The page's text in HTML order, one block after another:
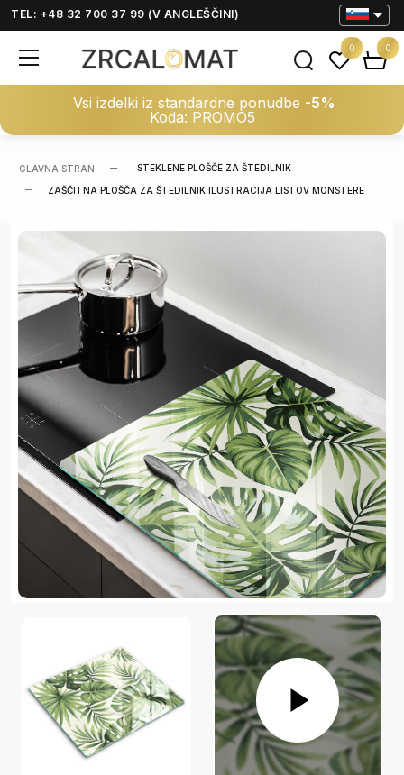
TEL: +48 32 700 37 99 (V ANGLEŠČINI)
Vsi izdelki iz standardne ponudbe -5%
Koda: PROMO5
0 0
GLAVNA STRAN STEKLENE PLOŠČE ZA ŠTEDILNIK
ZAŠČITNA PLOŠČA ZA ŠTEDILNIK ILUSTRACIJA LISTOV MONSTERE